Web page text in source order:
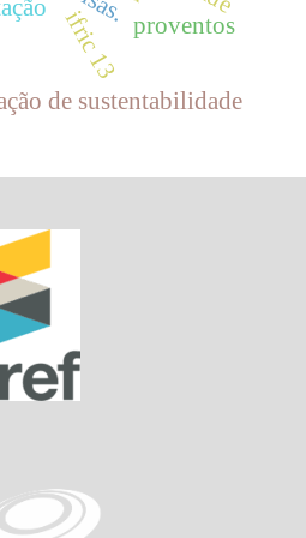
de sustentabilidade
ifric 13 proventos